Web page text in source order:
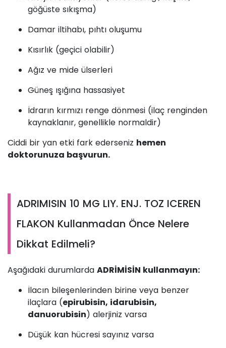
göğüste sıkışma)
Damar iltihabı, pıhtı oluşumu
Kısırlık (geçici olabilir)
Ağız ve mide ülserleri
Güneş ışığına hassasiyet
İdrarın kırmızı renge dönmesi (ilaç renginden
kaynaklanır, genellikle normaldir)
Ciddi bir yan etki fark ederseniz hemen
doktorunuza başvurun.
ADRIMISIN 10 MG LIY. ENJ. TOZ ICEREN
FLAKON Kullanmadan Önce Nelere
Dikkat Edilmeli?
Aşağıdaki durumlarda ADRİMİSİN kullanmayın:
İlacın bileşenlerinden birine veya benzer
ilaçlara (epirubisin, idarubisin,
danuorubisin) alerjiniz varsa
Düşük kan hücresi sayınız varsa